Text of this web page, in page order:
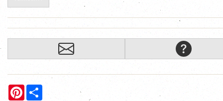
Pinterest